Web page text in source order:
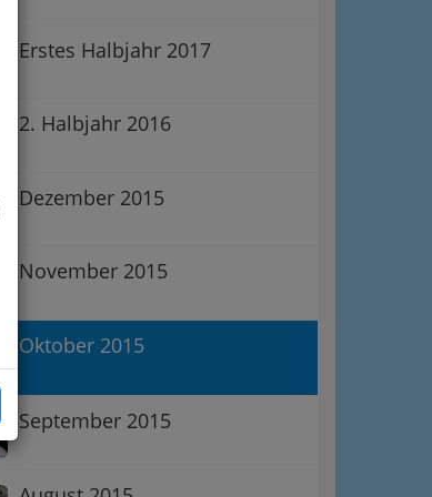
Erstes Halbjahr 2017
2. Halbjahr 2016
Dezember 2015
November 2015
Oktober 2015
September 2015